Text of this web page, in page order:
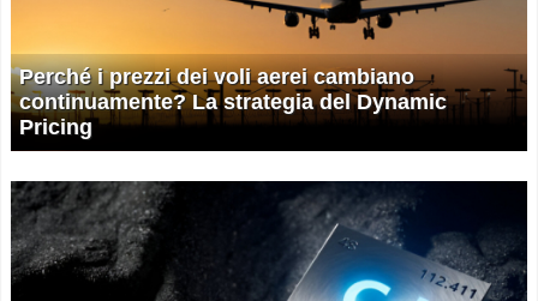
Perché i prezzi dei voli aerei cambiano
continuamente? La strategia del Dynamic
Pricing